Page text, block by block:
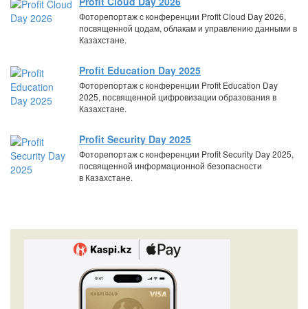
Фоторепортаж с конференции Profit Cloud Day 2026,
посвященной цодам, облакам и управлению данными в
Казахстане.
Profit Education Day 2025
Фоторепортаж с конференции Profit Education Day
2025, посвященной цифровизации образования в
Казахстане.
Profit Security Day 2025
Фоторепортаж с конференции Profit Security Day 2025,
посвященной информационной безопасности
в Казахстане.